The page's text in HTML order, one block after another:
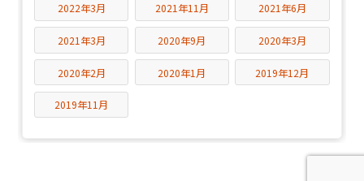
2022年3月 2021年11月 2021年6月
2021年3月 2020年9月 2020年3月
2020年2月 2020年1月 2019年12月
2019年11月